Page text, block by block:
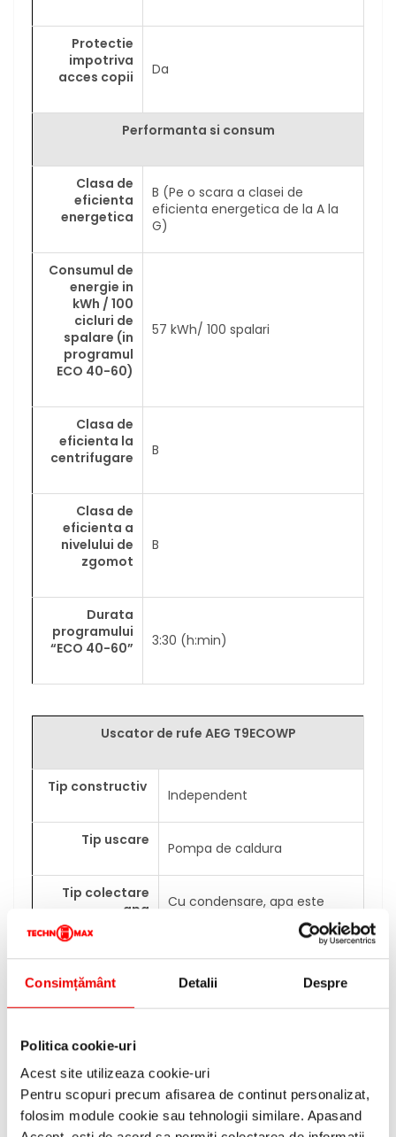
Consimțământ Detalii Despre
Politica cookie-uri
Acest site utilizeaza cookie-uri
Pentru scopuri precum afisarea de continut personalizat,
folosim module cookie sau tehnologii similare. Apasand
Protectie
impotriva
acces copii
Da
Performanta si consum
Clasa de
eficienta
energetica
B (Pe o scara a clasei de
eficienta energetica de la A la
G)
Consumul de
energie in
kWh / 100
cicluri de
spalare (in
programul
ECO 40-60)
57 kWh/ 100 spalari
Clasa de
eficienta la
centrifugare
B
Clasa de
eficienta a
nivelului de
zgomot
B
Durata
programului
“ECO 40-60”
3:30 (h:min)
Uscator de rufe AEG T9ECOWP
Tip constructiv Independent
Tip uscare Pompa de caldura
Tip colectare
apa
Cu condensare, apa este
Posibilitate
racord de
scurgere pentru
apa
Permite racordul de scurgere
pentru a fi evacuata in
Usa reversibila
Da, se poate schimba
deschiderea usii, din stanga
spre dreapta si invers